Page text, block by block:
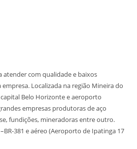
atender com qualidade e baixos
Localizada na região Mineira do
Belo Horizonte e aeroporto
empresas produtoras de aço
fundições, mineradoras entre outro.
381 e aéreo (Aeroporto de Ipatinga 17